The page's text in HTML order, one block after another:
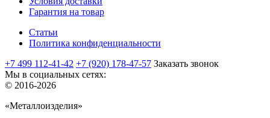
Гарантия на товар
Статьи
Политика конфиденциальности
+7 499 112-41-42 +7 (920) 178-47-57 Заказать звонок
Мы в социальных сетях:
© 2016-2026
«Металлоизделия»